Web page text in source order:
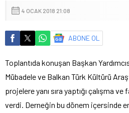
4 OCAK 2018 21:08
ABONE OL
Toplantıda konuşan Başkan
Mübadele ve Balkan Türk Kültürü
projelere yanı sıra yaptığı çalışma
verdi. Derneğin bu dönem içersinde